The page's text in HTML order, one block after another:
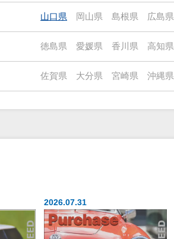
山口県 岡山県 島根県 広島県
徳島県 愛媛県 香川県 高知県
佐賀県 大分県 宮崎県 沖縄県
2026.07.31